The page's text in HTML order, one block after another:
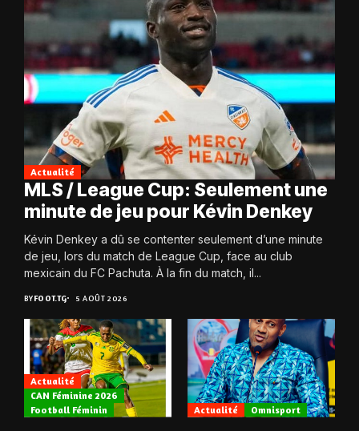
Actualité
MLS / League Cup: Seulement une
minute de jeu pour Kévin Denkey
Kévin Denkey a dû se contenter seulement d’une minute
de jeu, lors du match de League Cup, face au club
mexicain du FC Pachuta. À la fin du match, il...
BYFOOT.TG 5 AOÛT 2026
Actualité
CAN Féminine 2026
Football Féminin
Actualité Omnisport